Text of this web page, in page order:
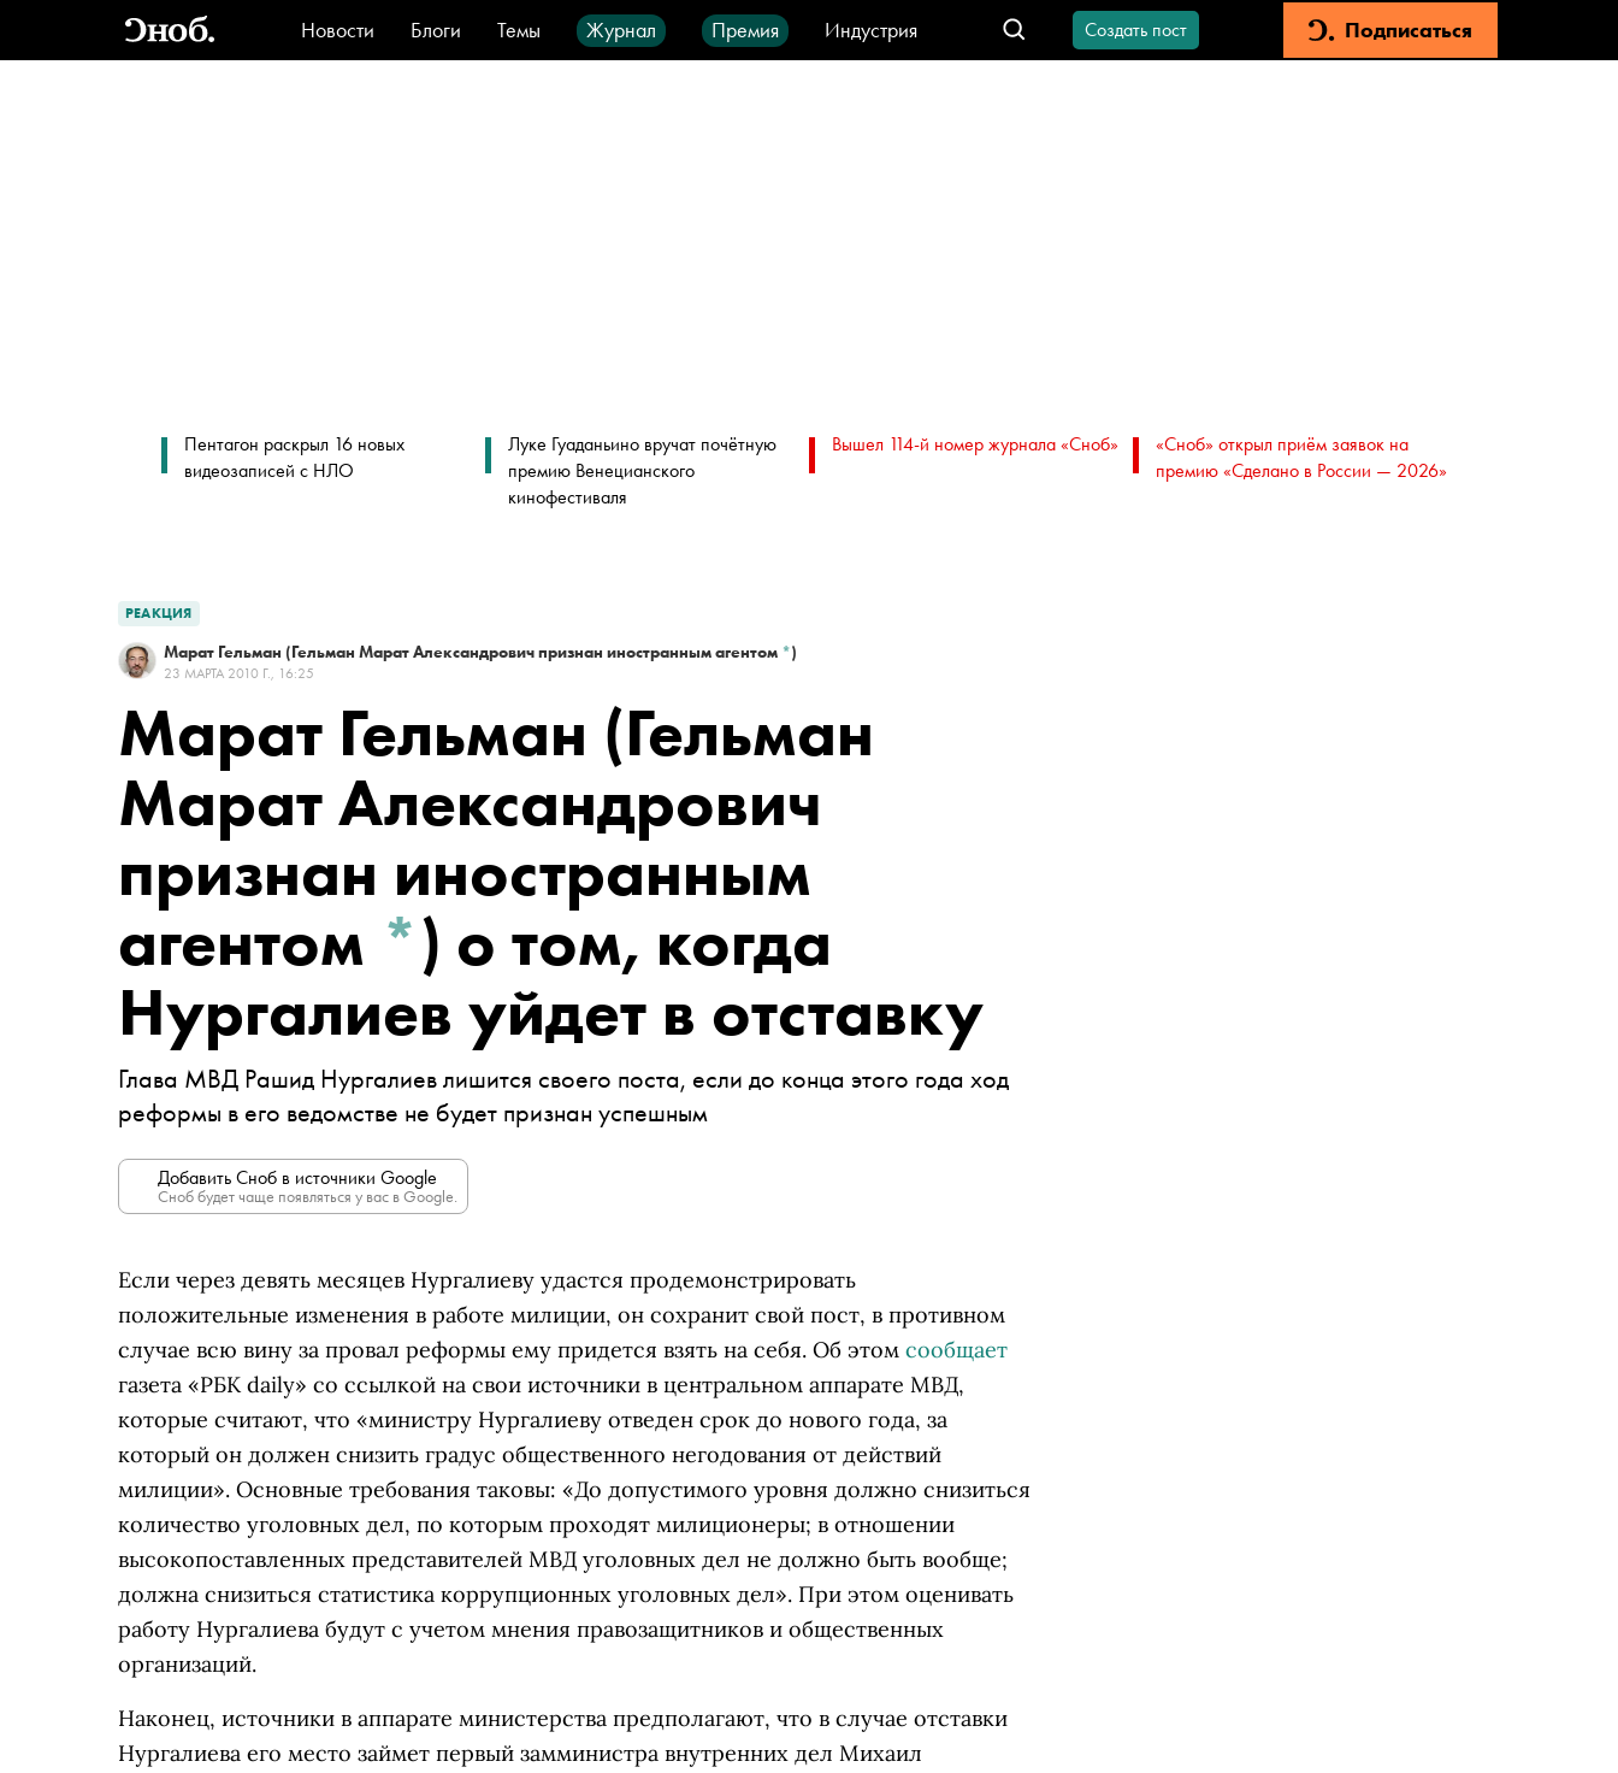
Новости Блоги Темы Журнал Премия
Индустрия
Стиль
Видео Город IT-продукты
Создать пост Подписаться
Пентагон раскрыл 16 новых
видеозаписей с НЛО
Луке Гуаданьино вручат почётную
премию Венецианского
кинофестиваля
Вышел 114-й номер журнала «Сноб»
«Сноб» открыл приём заявок на
премию «Сделано в России — 2026»
РЕАКЦИЯ
Марат Гельман (Гельман Марат Александрович признан иностранным агентом *)
23 МАРТА 2010 Г., 16:25
Марат Гельман (Гельман
Марат Александрович
признан иностранным
агентом *) о том, когда
Нургалиев уйдет в отставку
Глава МВД Рашид Нургалиев лишится своего поста, если до конца этого года ход
реформы в его ведомстве не будет признан успешным
Добавить Сноб в источники Google
Сноб будет чаще появляться у вас в Google.
Если через девять месяцев Нургалиеву удастся продемонстрировать
положительные изменения в работе милиции, он сохранит свой пост, в противном
случае всю вину за провал реформы ему придется взять на себя. Об этом сообщает
газета «РБК daily» со ссылкой на свои источники в центральном аппарате МВД,
которые считают, что «министру Нургалиеву отведен срок до нового года, за
который он должен снизить градус общественного негодования от действий
милиции». Основные требования таковы: «До допустимого уровня должно снизиться
количество уголовных дел, по которым проходят милиционеры; в отношении
высокопоставленных представителей МВД уголовных дел не должно быть вообще;
должна снизиться статистика коррупционных уголовных дел». При этом оценивать
работу Нургалиева будут с учетом мнения правозащитников и общественных
организаций.
Наконец, источники в аппарате министерства предполагают, что в случае отставки
Нургалиева его место займет первый замминистра внутренних дел Михаил